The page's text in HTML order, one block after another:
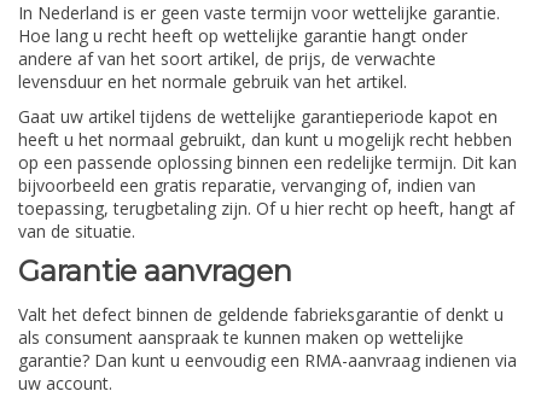
In Nederland is er geen vaste termijn voor wettelijke garantie.
Hoe lang u recht heeft op wettelijke garantie hangt onder
andere af van het soort artikel, de prijs, de verwachte
levensduur en het normale gebruik van het artikel.
Gaat uw artikel tijdens de wettelijke garantieperiode kapot en
heeft u het normaal gebruikt, dan kunt u mogelijk recht hebben
op een passende oplossing binnen een redelijke termijn. Dit kan
bijvoorbeeld een gratis reparatie, vervanging of, indien van
toepassing, terugbetaling zijn. Of u hier recht op heeft, hangt af
van de situatie.
Garantie aanvragen
Valt het defect binnen de geldende fabrieksgarantie of denkt u
als consument aanspraak te kunnen maken op wettelijke
garantie? Dan kunt u eenvoudig een RMA-aanvraag indienen via
uw account.